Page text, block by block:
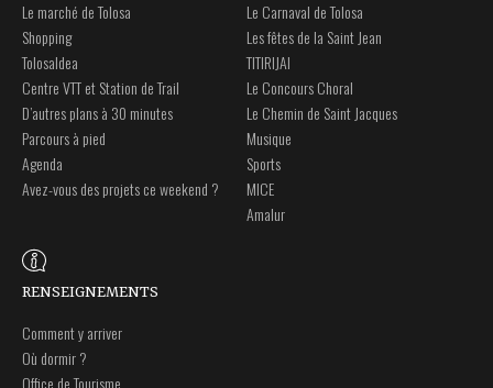
Le marché de Tolosa
Shopping
Tolosaldea
Centre VTT et Station de Trail
D’autres plans à 30 minutes
Parcours à pied
Agenda
Avez-vous des projets ce weekend ?
Le Carnaval de Tolosa
Les fêtes de la Saint Jean
TITIRIJAI
Le Concours Choral
Le Chemin de Saint Jacques
Musique
Sports
MICE
Amalur
RENSEIGNEMENTS
Comment y arriver
Où dormir ?
Office de Tourisme